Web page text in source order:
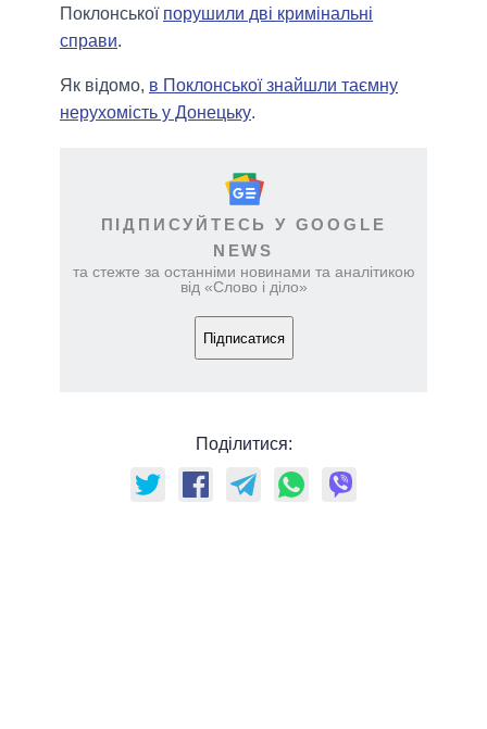
Поклонської порушили дві кримінальні
справи.
Як відомо, в Поклонської знайшли таємну
нерухомість у Донецьку.
ПІДПИСУЙТЕСЬ У GOOGLE
NEWS
та стежте за останніми новинами та аналітикою
від «Слово і діло»
Підписатися
Поділитися: